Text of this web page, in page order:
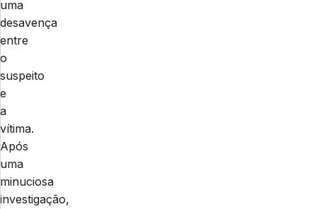
uma
desavença
entre
o
suspeito
e
a
vítima.
Após
uma
minuciosa
investigação,